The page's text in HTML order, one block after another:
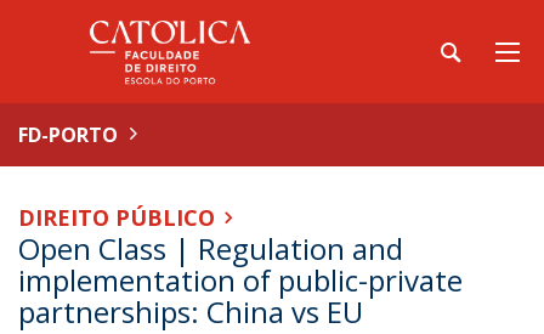
FD-PORTO
DIREITO PÚBLICO
Open Class | Regulation and
implementation of public-private
partnerships: China vs EU